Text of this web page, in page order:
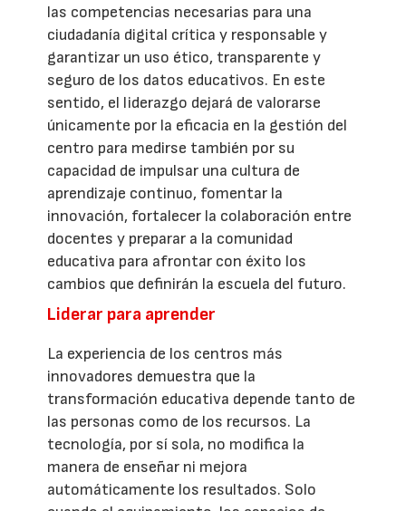
las competencias necesarias para una
ciudadanía digital crítica y responsable y
garantizar un uso ético, transparente y
seguro de los datos educativos. En este
sentido, el liderazgo dejará de valorarse
únicamente por la eficacia en la gestión del
centro para medirse también por su
capacidad de impulsar una cultura de
aprendizaje continuo, fomentar la
innovación, fortalecer la colaboración entre
docentes y preparar a la comunidad
educativa para afrontar con éxito los
cambios que definirán la escuela del futuro.
Liderar para aprender
La experiencia de los centros más
innovadores demuestra que la
transformación educativa depende tanto de
las personas como de los recursos. La
tecnología, por sí sola, no modifica la
manera de enseñar ni mejora
automáticamente los resultados. Solo